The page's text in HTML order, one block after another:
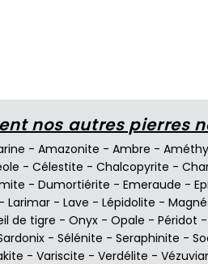
nos autres pierres
- Amazonite - Ambre -
- Célestite - Chalcopyrite -
- Dumortiérite - Emeraude -
- Larimar - Lave - Lépidolite -
de tigre - Onyx - Opale - Péridot -
- Sélénite - Seraphinite -
- Variscite - Verdélite -